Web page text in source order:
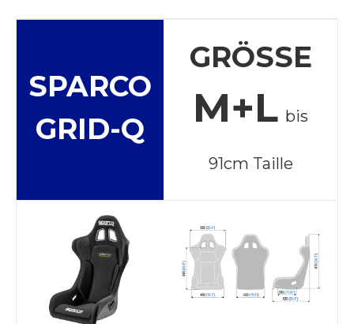
SPARCO
GRID-Q
GRÖSSE
M+L bis
91cm Taille